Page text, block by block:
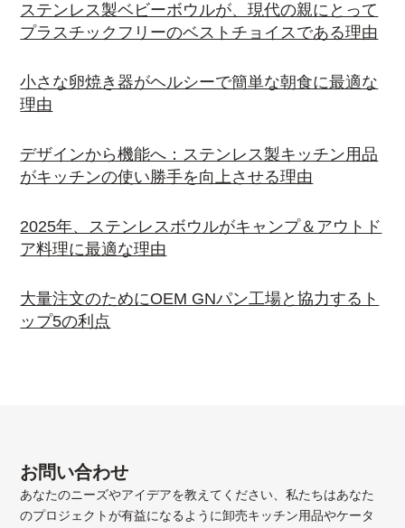
ステンレス製ベビーボウルが、現代の親にとって
プラスチックフリーのベストチョイスである理由
小さな卵焼き器がヘルシーで簡単な朝食に最適な
理由
デザインから機能へ：ステンレス製キッチン用品
がキッチンの使い勝手を向上させる理由
2025年、ステンレスボウルがキャンプ＆アウトド
ア料理に最適な理由
大量注文のためにOEM GNパン工場と協力するト
ップ5の利点
お問い合わせ
あなたのニーズやアイデアを教えてください、私たちはあなた
のプロジェクトが有益になるように卸売キッチン用品やケータ